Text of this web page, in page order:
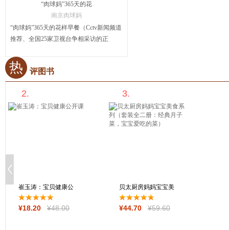
“肉球妈”365天的花
样早餐（Cctv新闻
频道推荐、全国25
家卫视台争相采访
好超越《亲妈早
餐》的破茧之
南京肉球妈
“肉球妈”365天的花样早餐（Cctv新闻频道
推荐、全国25家卫视台争相采访的正
《亲妈早餐》的破茧之作。）
热 评图书
2.
崔玉涛：宝贝健康公
开课
¥18.20 ¥48.00
3.
贝太厨房妈妈宝宝美
食系列（套装全
¥44.70 ¥59.60